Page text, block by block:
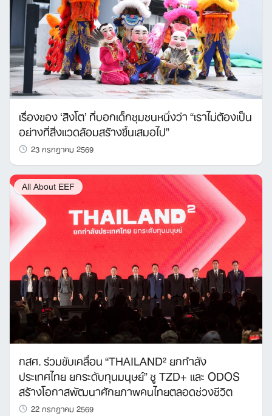
เรื่องของ ‘สิงโต’ ที่บอกเด็กชุมชนหนึ่งว่า “เราไม่ต้องเป็น
อย่างที่สิ่งแวดล้อมสร้างขึ้นเสมอไป”
23 กรกฎาคม 2569
All About EEF
กสศ. ร่วมขับเคลื่อน “THAILAND² ยกกำลัง
ประเทศไทย ยกระดับทุนมนุษย์” ชู TZD+ และ ODOS
สร้างโอกาสพัฒนาศักยภาพคนไทยตลอดช่วงชีวิต
22 กรกฎาคม 2569